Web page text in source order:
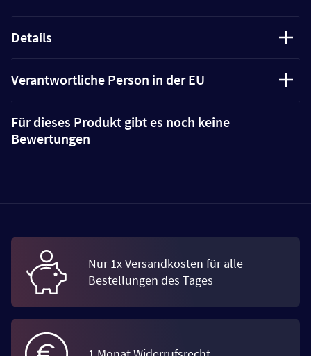
Details
Verantwortliche Person in der EU
Für dieses Produkt gibt es noch keine
Bewertungen
Nur 1x Versandkosten für alle
Bestellungen des Tages